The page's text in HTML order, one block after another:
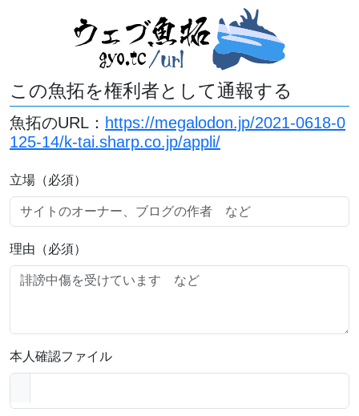
この魚拓を権利者として通報する
魚拓のURL： https://megalodon.jp/2021-0618-0
125-14/k-tai.sharp.co.jp/appli/
立場（必須）
理由（必須）
本人確認ファイル